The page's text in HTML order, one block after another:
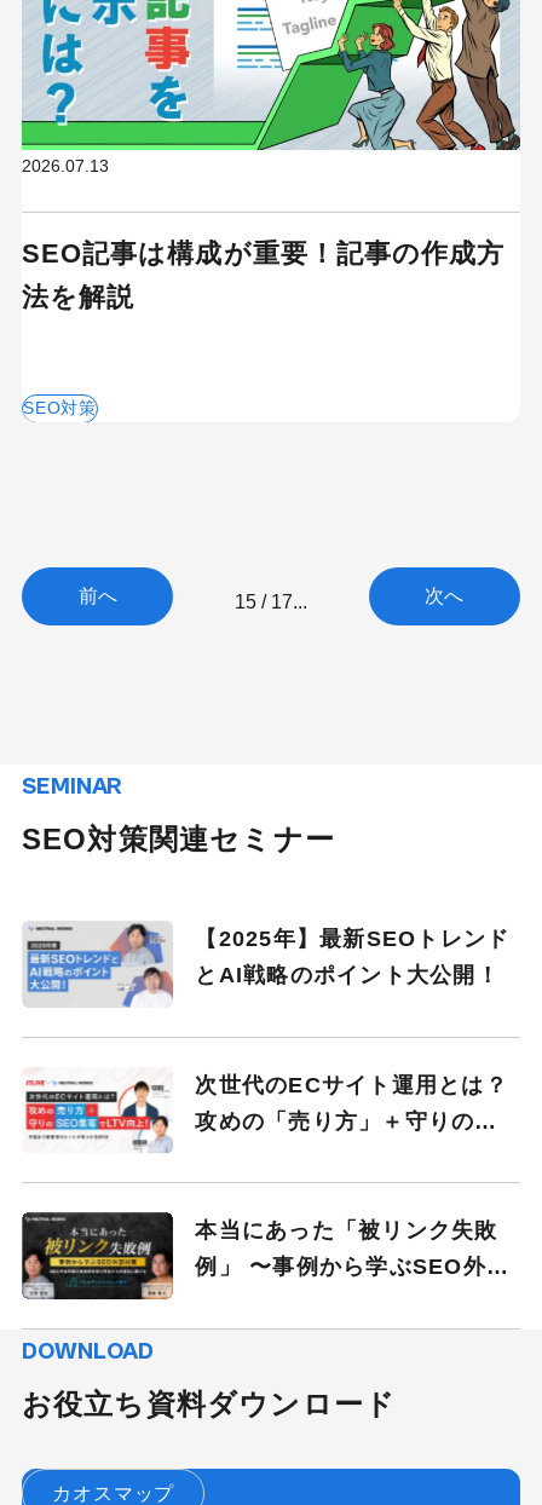
2026.07.13
SEO記事は構成が重要！記事の作成方
法を解説
SEO対策
15 / 17
前へ ... 次へ
SEMINAR
SEO対策関連セミナー
【2025年】最新SEOトレンド
とAI戦略のポイント大公開！
次世代のECサイト運用とは？
攻めの「売り方」＋守りの
かる60分
本当にあった「被リンク失敗
例」 〜事例から学ぶSEO外部
DOWNLOAD
お役立ち資料ダウンロード
カオスマップ